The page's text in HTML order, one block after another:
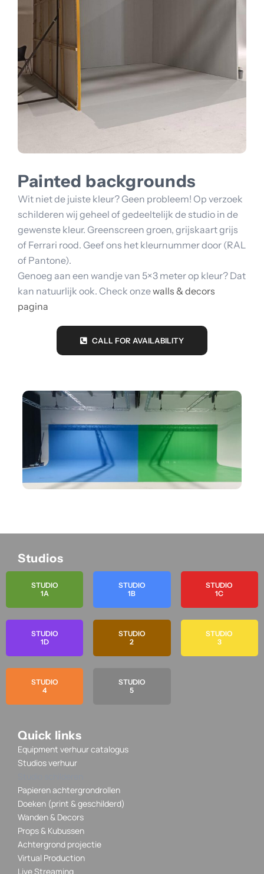
Painted backgrounds
Wit niet de juiste kleur? Geen probleem! Op verzoek
schilderen wij geheel of gedeeltelijk de studio in de
gewenste kleur. Greenscreen groen, grijskaart grijs
of Ferrari rood. Geef ons het kleurnummer door (RAL
of Pantone).
Genoeg aan een wandje van 5×3 meter op kleur? Dat
kan natuurlijk ook. Check onzewalls & decors
pagina
CALL FOR AVAILABILITY
Studios
STUDIO
1A
STUDIO
1D
STUDIO
4
STUDIO
1B
STUDIO
2
STUDIO
5
STUDIO
1C
STUDIO
3
Quick links
Equipment verhuur catalogus
Studios verhuur
Papieren achtergrondrollen
Doeken (print & geschilderd)
Wanden & Decors
Props & Kubussen
Achtergrond projectie
Virtual Production
Live Streaming